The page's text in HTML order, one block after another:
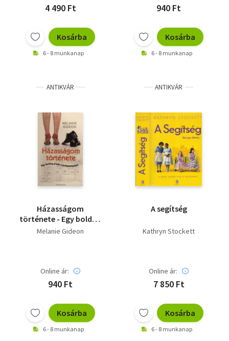
4 490 Ft
Kosárba
6 - 8 munkanap
940 Ft
Kosárba
6 - 8 munkanap
ANTIKVÁR
Házasságom
története - Egy boldog
évünk a
Melanie Gideon
Online ár:
940 Ft
Kosárba
6 - 8 munkanap
ANTIKVÁR
A segítség
Kathryn Stockett
Online ár:
7 850 Ft
Kosárba
6 - 8 munkanap